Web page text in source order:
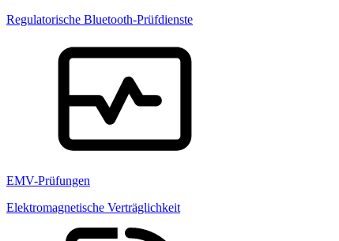
Regulatorische Bluetooth-Prüfdienste
EMV-Prüfungen
Elektromagnetische Verträglichkeit